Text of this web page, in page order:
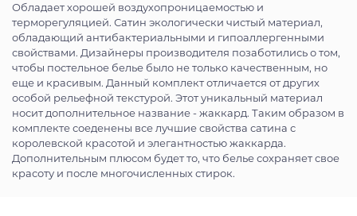
Обладает хорошей воздухопроницаемостью и
терморегуляцией. Сатин экологически чистый материал,
обладающий антибактериальными и гипоаллергенными
свойствами. Дизайнеры производителя позаботились о том,
чтобы постельное белье было не только качественным, но
еще и красивым. Данный комплект отличается от других
особой рельефной текстурой. Этот уникальный материал
носит дополнительное название - жаккард. Таким образом в
комплекте соеденены все лучшие свойства сатина с
королевской красотой и элегантностью жаккарда.
Дополнительным плюсом будет то, что белье сохраняет свое
красоту и после многочисленных стирок.